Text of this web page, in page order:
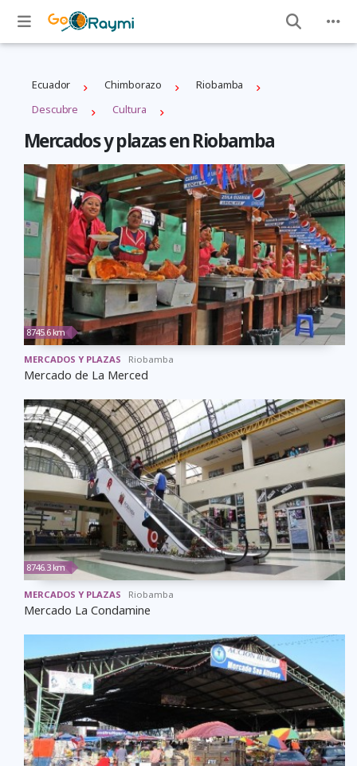
Ecuador Chimborazo
Riobamba
Descubre
Cultura
Mercados y plazas en Riobamba
8745.6 km
MERCADOS Y PLAZAS Riobamba
Mercado de La Merced
8746.3 km
MERCADOS Y PLAZAS Riobamba
Mercado La Condamine